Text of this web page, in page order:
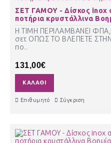
ΣΕΤ ΓΑΜΟΥ - Δίσκος inox
ποτήρια κρυστάλλινα
Η ΤΙΜΗ ΠΕΡΙΛΑΜΒΑΝΕΙ
σετ ΟΠΩΣ ΤΟ ΒΛΕΠΕΤΕ
πο..
131,00€
ΚΑΛΆΘΙ
Επιθυμητό Σύγκριση